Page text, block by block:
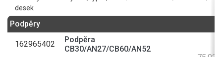
desek
Podpěry
162965402
Podpěra
CB30/AN27/CB60/AN52